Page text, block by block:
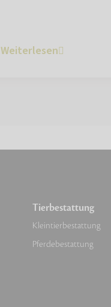
Weiterlesen
Tierbestattung
Kleintierbestattung
Pferdebestattung